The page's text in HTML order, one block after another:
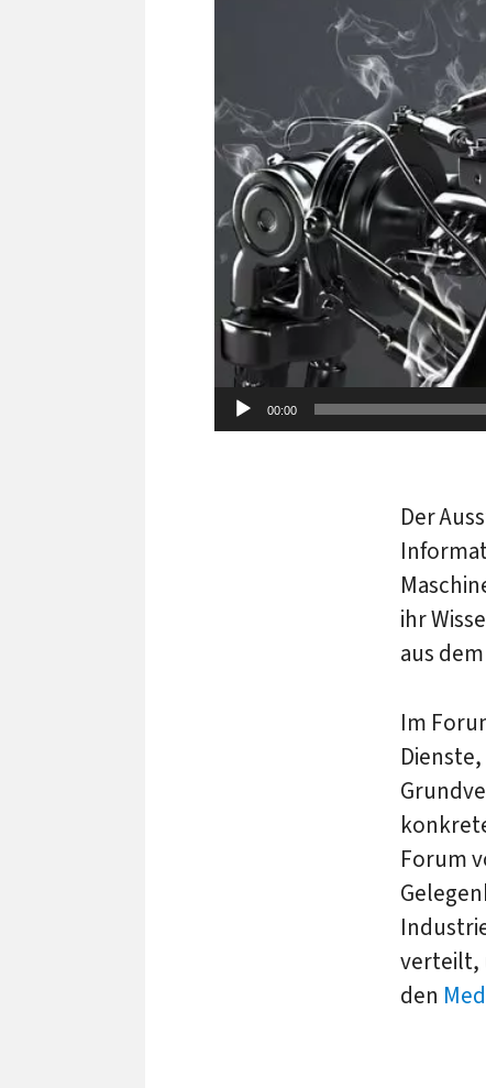
00:00
Der
ihr
aus
Im
Forum
verteilt,
den